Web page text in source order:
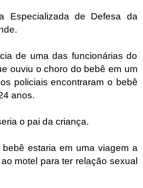
Especializada de Defesa da
de uma das funcionárias do
ouviu o choro do bebê em um
policiais encontraram o bebê
anos.
o pai da criança.
estaria em uma viagem a
motel para ter relação sexual